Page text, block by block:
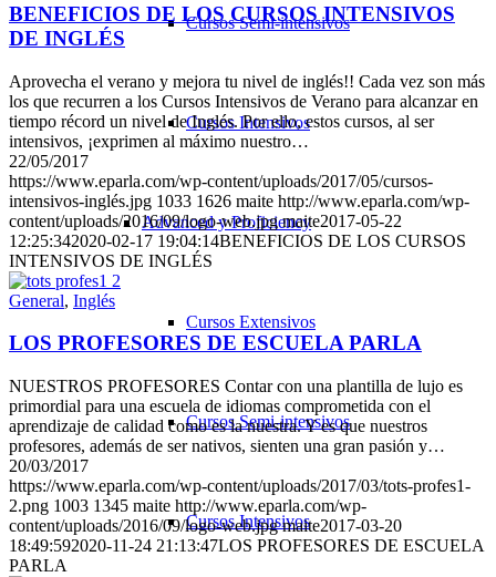
Cursos Semi-intensivos
Cursos Intensivos
Advanced y Proficiency
Cursos Extensivos
Cursos Semi-intensivos
Cursos Intensivos
BENEFICIOS DE LOS CURSOS INTENSIVOS
DE INGLÉS
Aprovecha el verano y mejora tu nivel de inglés!! Cada vez son más
los que recurren a los Cursos Intensivos de Verano para alcanzar en
tiempo récord un nivel de Inglés. Por ello, estos cursos, al ser
intensivos, ¡exprimen al máximo nuestro…
22/05/2017
https://www.eparla.com/wp-content/uploads/2017/05/cursos-
intensivos-inglés.jpg 1033 1626 maite http://www.eparla.com/wp-
content/uploads/2016/09/logo-web.jpg maite2017-05-22
12:25:342020-02-17 19:04:14BENEFICIOS DE LOS CURSOS
INTENSIVOS DE INGLÉS
General, Inglés
LOS PROFESORES DE ESCUELA PARLA
NUESTROS PROFESORES Contar con una plantilla de lujo es
primordial para una escuela de idiomas comprometida con el
aprendizaje de calidad como es la nuestra. Y es que nuestros
profesores, además de ser nativos, sienten una gran pasión y…
20/03/2017
https://www.eparla.com/wp-content/uploads/2017/03/tots-profes1-
2.png 1003 1345 maite http://www.eparla.com/wp-
content/uploads/2016/09/logo-web.jpg maite2017-03-20
18:49:592020-11-24 21:13:47LOS PROFESORES DE ESCUELA
PARLA